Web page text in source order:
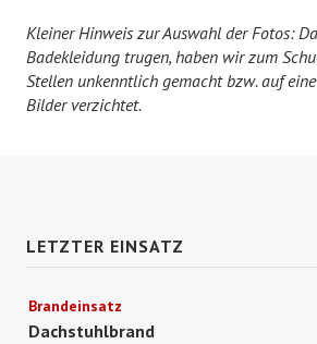
Kleiner Hinweis zur Auswahl der Fotos:
Badekleidung trugen, haben wir zum
Stellen unkenntlich gemacht bzw. auf
Bilder verzichtet.
LETZTER EINSATZ
Brandeinsatz
Dachstuhlbrand